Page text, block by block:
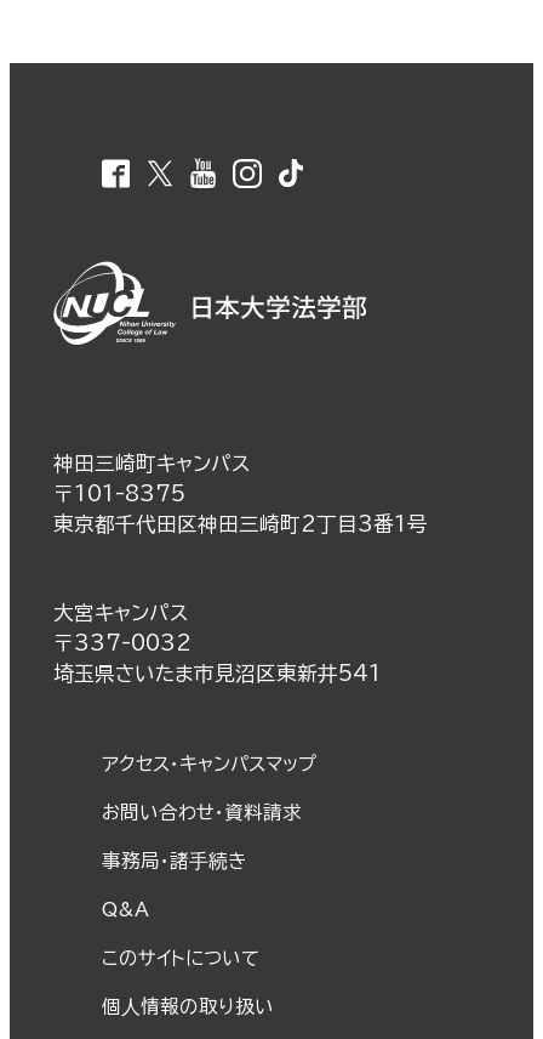
神田三崎町キャンパス
〒101-8375
東京都千代田区神田三崎町2丁目3番1号
大宮キャンパス
〒337-0032
埼玉県さいたま市見沼区東新井541
アクセス・キャンパスマップ
お問い合わせ・資料請求
事務局・諸⼿続き
Q&A
このサイトについて
個⼈情報の取り扱い